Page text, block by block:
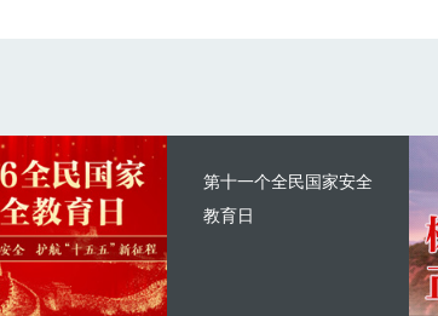
第十一个全民国家安全
教育日